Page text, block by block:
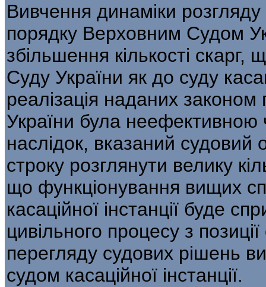
Вивчення динаміки
по­рядку Верховним Судом
збільшення кількості
Суду України як до суду
реалізація наданих
України була неефективною
наслідок, вказаний судовий
стро­ку розглянути велику
що функціону­вання вищих
касаційної інстанції буде
цивільного процесу з
перегляду судових рішень
судом касаційної інстанції.